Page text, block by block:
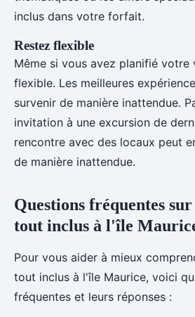
inclus dans votre forfait.
Restez flexible
Même si vous avez planifié votre
flexible. Les meilleures
survenir de manière inattendue.
invitation à une excursion de
rencontre avec des locaux peut
de manière inattendue.
Questions fréquentes sur
tout inclus à l'île
Pour vous aider à mieux
tout inclus à l'île Maurice, voici
fréquentes et leurs réponses :